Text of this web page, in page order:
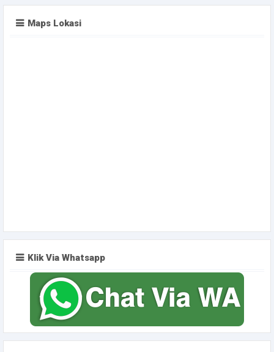
Maps Lokasi
Klik Via Whatsapp